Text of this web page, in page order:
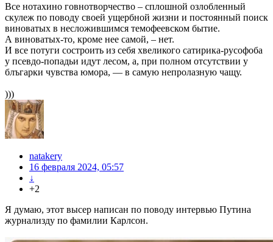
Все нотахино говнотворчество – сплошной озлобленный
скулеж по поводу своей ущербной жизни и постоянный поиск
виноватых в несложившимся темофеевском бытие.
А виноватых-то, кроме нее самой, – нет.
И все потуги состроить из себя хвеликого сатирика-русофоба
у псевдо-попадьи идут лесом, а, при полном отсутствии у
блъгарки чувства юмора, — в самую непролазную чащу.
)))
natakery
16 февраля 2024, 05:57
↓
+2
Я думаю, этот высер написан по поводу интервью Путина
журнализду по фамилии Карлсон.